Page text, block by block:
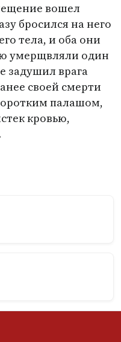
вошел
бросился на него
тела, и оба они
умерщвляли один
задушил врага
своей смерти
палашом,
кровью,